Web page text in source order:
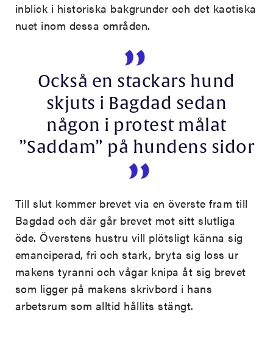
inblick i historiska bakgrunder och det kaotiska
nuet inom dessa områden.
Också en stackars hund
skjuts i Bagdad sedan
någon i protest målat
”Saddam” på hundens sidor
Till slut kommer brevet via en överste fram till
Bagdad och där går brevet mot sitt slutliga
öde. Överstens hustru vill plötsligt känna sig
emanciperad, fri och stark, bryta sig loss ur
makens tyranni och vågar knipa åt sig brevet
som ligger på makens skrivbord i hans
arbetsrum som alltid hållits stängt.